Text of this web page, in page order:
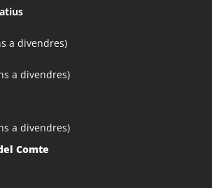
Empreses Albinyana
Albinyana
Empreses Albiol
Albiol
Empreses Albocàsser
Empreses Albons
a divendres)
a divendres)
a divendres)
Comte